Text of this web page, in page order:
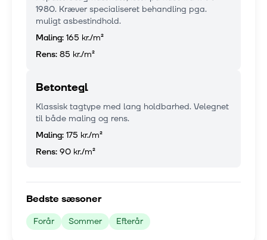
1980. Kræver specialiseret behandling pga.
muligt asbestindhold.
Maling: 165 kr./m²
Rens: 85 kr./m²
Betontegl
Klassisk tagtype med lang holdbarhed. Velegnet
til både maling og rens.
Maling: 175 kr./m²
Rens: 90 kr./m²
Bedste sæsoner
Forår Sommer Efterår